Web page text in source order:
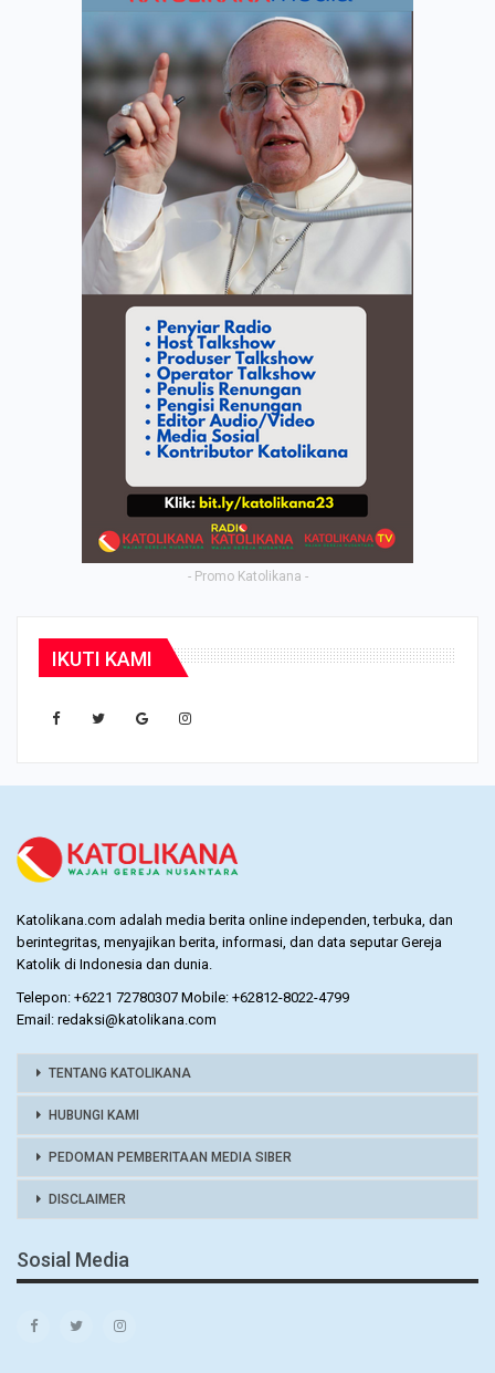
- Promo Katolikana -
IKUTI KAMI
Katolikana.com adalah media berita online independen, terbuka, dan
berintegritas, menyajikan berita, informasi, dan data seputar Gereja
Katolik di Indonesia dan dunia.
Telepon: +6221 72780307 Mobile: +62812-8022-4799
Email: redaksi@katolikana.com
TENTANG KATOLIKANA
HUBUNGI KAMI
PEDOMAN PEMBERITAAN MEDIA SIBER
DISCLAIMER
Sosial Media